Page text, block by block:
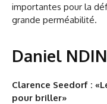
importantes pour la
grande perméabilité.
Daniel
Clarence Seedorf :
pour briller»